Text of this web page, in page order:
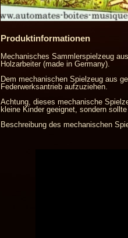
Produktinformationen
Mechanisches Sammlerspielzeug
Holzarbeiter (made in Germany).
Dem mechanischen Spielzeug aus
Federwerksantrieb aufzuziehen.
Achtung, dieses mechanische
kleine Kinder geeignet, sondern
Beschreibung des mechanischen